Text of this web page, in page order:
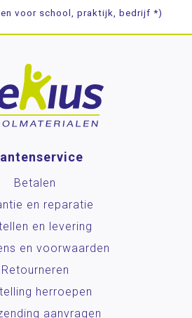
voor school, praktijk, bedrijf *)
Betalen
en reparatie
en levering
en voorwaarden
Retourneren
herroepen
aanvragen